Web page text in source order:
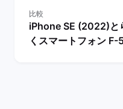
比較
iPhone SE (2022)と
くスマートフォン F-